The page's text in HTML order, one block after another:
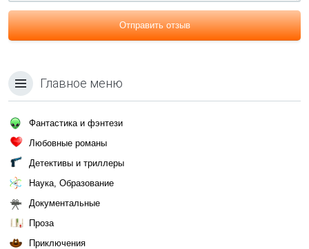
Отправить отзыв
Главное меню
Фантастика и фэнтези
Любовные романы
Детективы и триллеры
Наука, Образование
Документальные
Проза
Приключения